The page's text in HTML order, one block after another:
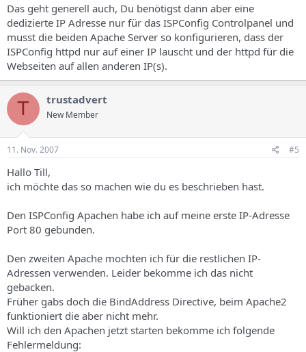
Das geht generell auch, Du benötigst dann aber eine
dedizierte IP Adresse nur für das ISPConfig Controlpanel und
musst die beiden Apache Server so konfigurieren, dass der
ISPConfig httpd nur auf einer IP lauscht und der httpd für die
Webseiten auf allen anderen IP(s).
T trustadvert
New Member
11. Nov. 2007 #5
Hallo Till,
ich möchte das so machen wie du es beschrieben hast.
Den ISPConfig Apachen habe ich auf meine erste IP-Adresse
Port 80 gebunden.
Den zweiten Apache mochten ich für die restlichen IP-
Adressen verwenden. Leider bekomme ich das nicht
gebacken.
Früher gabs doch die BindAddress Directive, beim Apache2
funktioniert die aber nicht mehr.
Will ich den Apachen jetzt starten bekomme ich folgende
Fehlermeldung: